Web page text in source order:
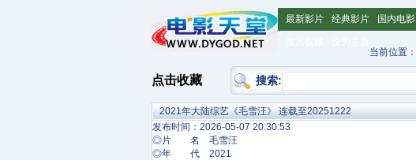
最新影片 经典影片 国内电影
当前位置：
点击收藏 搜索:
2021年大陆综艺《毛雪汪》 连载至20251222
发布时间：2026-05-07 20:30:53
◎片 名 毛雪汪
◎年 代 2021